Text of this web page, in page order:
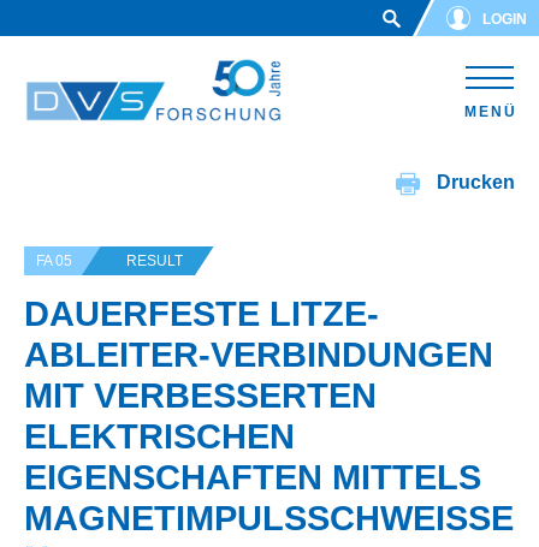
LOGIN
MENÜ
Drucken
FA 05 RESULT
DAUERFESTE LITZE-
ABLEITER-VERBINDUNGEN
MIT VERBESSERTEN
ELEKTRISCHEN
EIGENSCHAFTEN MITTELS
MAGNETIMPULSSCHWEISSEN